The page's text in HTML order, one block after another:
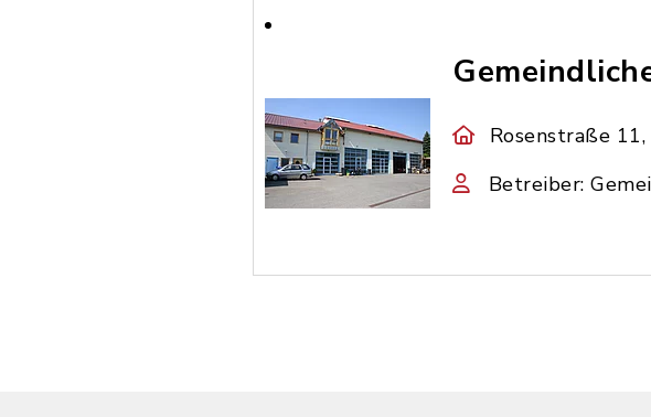
Rosenstraße
Betreiber: